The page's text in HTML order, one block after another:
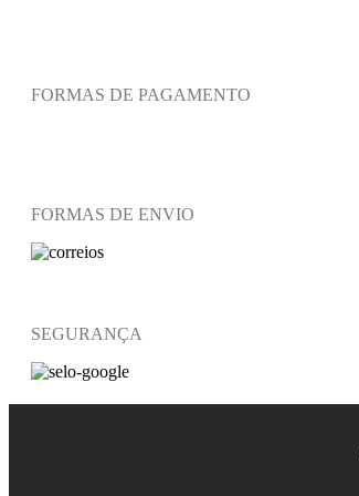
FORMAS DE PAGAMENTO
FORMAS DE ENVIO
SEGURANÇA